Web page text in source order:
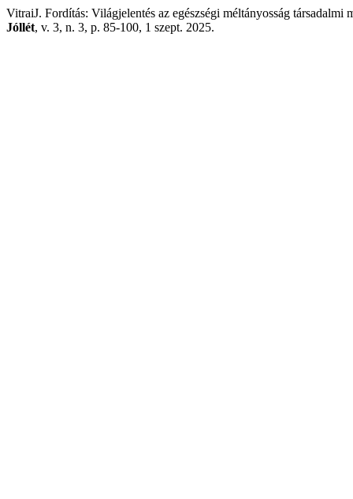
VitraiJ. Fordítás: Világjelentés az egészségi méltányosság
Jóllét, v. 3, n. 3, p. 85-100, 1 szept. 2025.